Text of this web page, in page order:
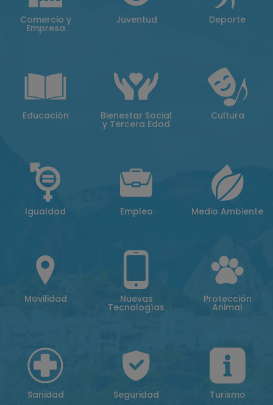
Comercio y
Empresa
Juventud Deporte
Educación Bienestar Social
y Tercera Edad
Cultura
Igualdad Empleo Medio Ambiente
Movilidad Nuevas
Tecnologías
Protección
Animal
Sanidad Seguridad Turismo